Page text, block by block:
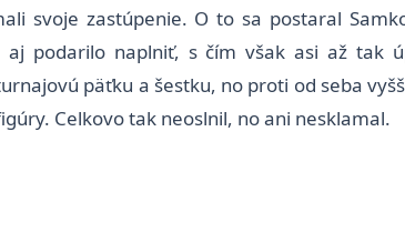
svoje zastúpenie. O to sa postaral
podarilo naplniť, s čím však asi až tak
päťku a šestku, no proti od seba
Celkovo tak neoslnil, no ani nesklamal.